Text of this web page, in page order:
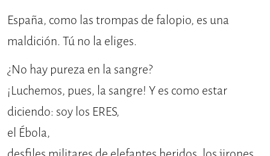
España, como las trompas de falopio, es una
maldición. Tú no la eliges.
¿No hay pureza en la sangre?
¡Luchemos, pues, la sangre! Y es como estar
diciendo: soy los ERES,
el Ébola,